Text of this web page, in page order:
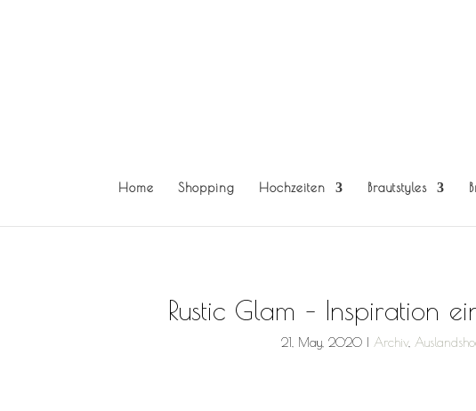
Home Shopping Hochzeiten Brautstyles
Rustic Glam – Inspiration
21, May, 2020 Archiv,